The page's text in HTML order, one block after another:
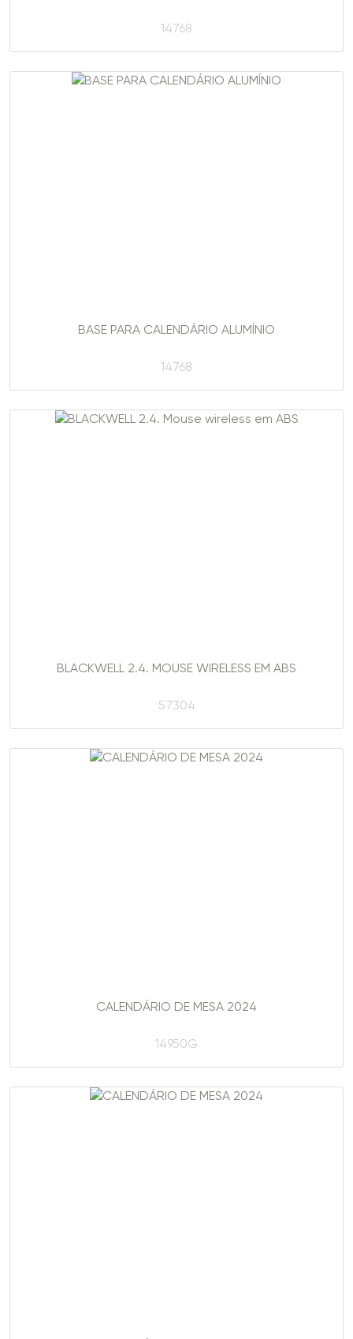
14768
BASE PARA CALENDÁRIO ALUMÍNIO
14768
BLACKWELL 2.4. MOUSE WIRELESS EM ABS
57304
CALENDÁRIO DE MESA 2024
14950G